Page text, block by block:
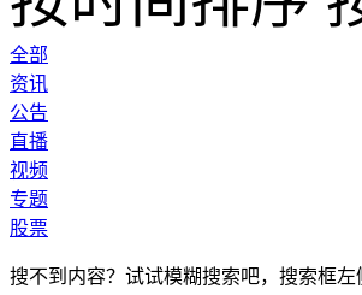
全部
资讯
公告
直播
视频
专题
股票
搜不到内容？试试模糊搜索吧，搜索框左